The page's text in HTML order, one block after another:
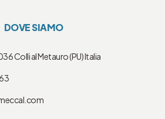
DOVE SIAMO
Colli al Metauro (PU) Italia